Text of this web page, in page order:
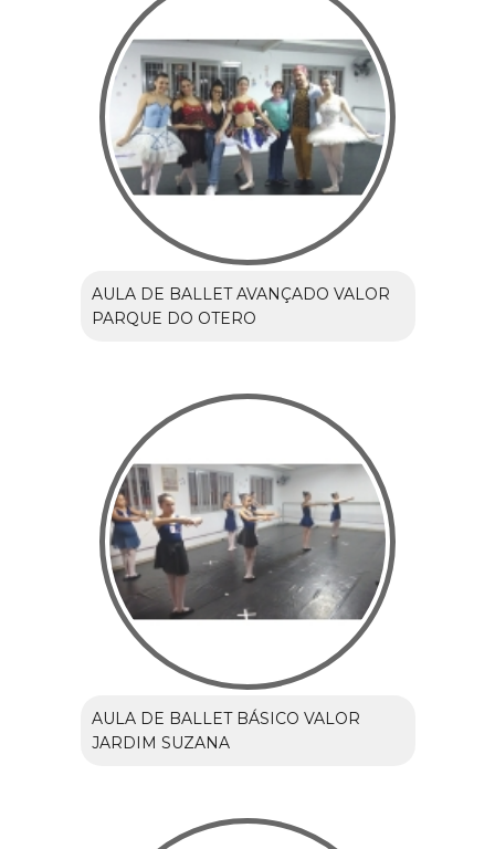
AULA DE BALLET AVANÇADO VALOR
PARQUE DO OTERO
AULA DE BALLET BÁSICO VALOR
JARDIM SUZANA